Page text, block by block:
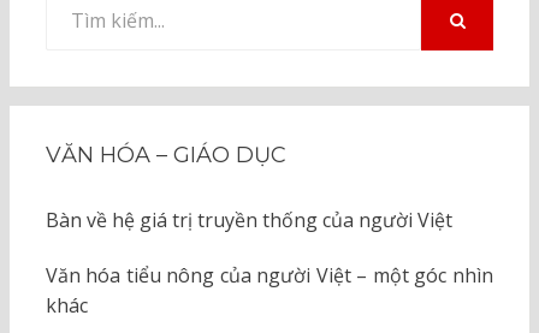
kiếm
VĂN HÓA – GIÁO DỤC
Bàn về hệ giá trị truyền thống của người Việt
Văn hóa tiểu nông của người Việt – một góc nhìn
khác